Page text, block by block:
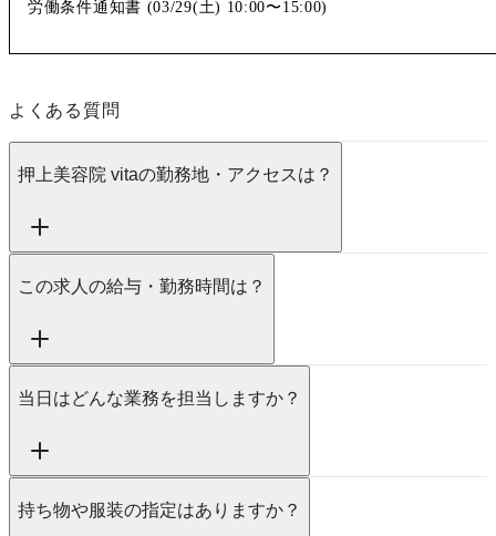
労働条件通知書 (03/29(土) 10:00〜15:00)
よくある質問
押上美容院 vitaの勤務地・アクセスは？
この求人の給与・勤務時間は？
当日はどんな業務を担当しますか？
持ち物や服装の指定はありますか？